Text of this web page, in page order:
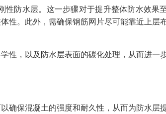
防水层。这一步骤对于提升整体防水效果
性。此外，需确保钢筋网片尽可能靠近上层
性，以及防水层表面的碳化处理，从而进一
确保混凝土的强度和耐久性，从而为防水层